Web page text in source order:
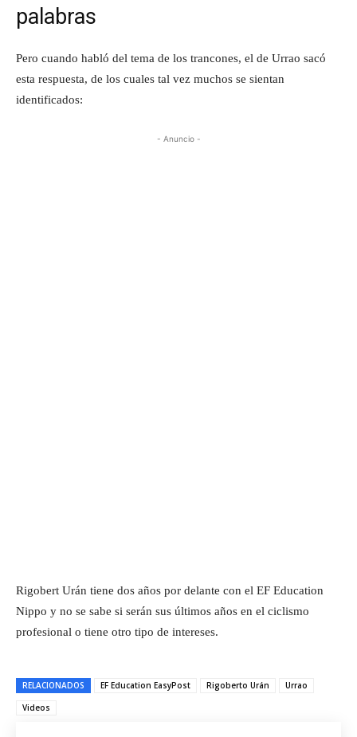
palabras
Pero cuando habló del tema de los trancones, el de Urrao sacó
esta respuesta, de los cuales tal vez muchos se sientan
identificados:
- Anuncio -
Rigobert Urán tiene dos años por delante con el EF Education
Nippo y no se sabe si serán sus últimos años en el ciclismo
profesional o tiene otro tipo de intereses.
RELACIONADOS EF Education EasyPost Rigoberto Urán
Urrao
Videos